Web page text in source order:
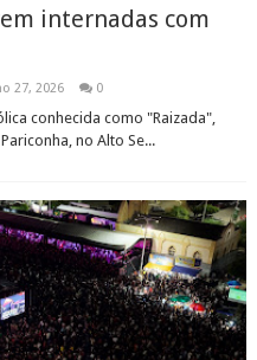
internadas com
27, 2026 0
conhecida como "Raizada",
no Alto Se...